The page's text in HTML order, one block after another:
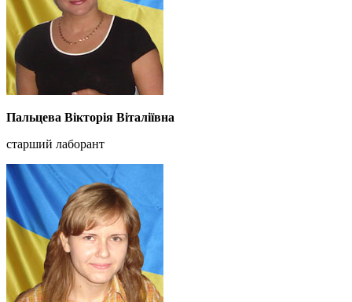
Пальцева Вікторія Віталіївна
старший лаборант